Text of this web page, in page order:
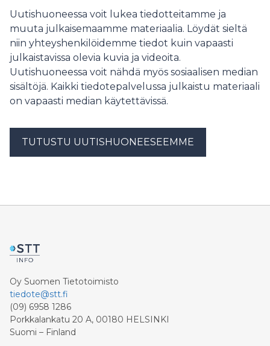
luottamus harjoitettuun politiikkaan on romahtanut.
Talouden vaikeissa oloissa kulutusta on vähennetty,
mikä osoittaa kansan viisautta. Kun ajat ovat
epävakaat, ylimääräinen laiteta
Uutishuoneessa voit lukea tiedotteitamme ja
muuta julkaisemaamme materiaalia. Löydät sieltä
niin yhteyshenkilöidemme tiedot kuin vapaasti
julkaistavissa olevia kuvia ja videoita.
Uutishuoneessa voit nähdä myös sosiaalisen median
sisältöjä. Kaikki tiedotepalvelussa julkaistu materiaali
on vapaasti median käytettävissä.
TUTUSTU UUTISHUONEESEEMME
Oy Suomen Tietotoimisto
tiedote@stt.fi
(09) 6958 1286
Porkkalankatu 20 A, 00180 HELSINKI
Suomi – Finland